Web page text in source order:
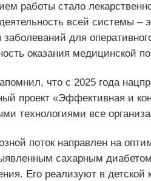
работы стало
всей системы –
для
оказания медицинской
что с 2025 года
проект «Эффективная и
технологиями все
поток направлен на
сахарным
Его реализуют в